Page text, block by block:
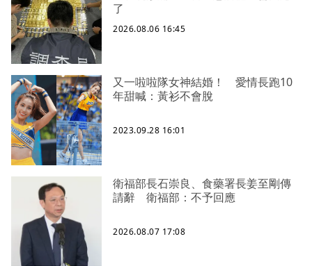
了
2026.08.06 16:45
又一啦啦隊女神結婚！ 愛情長跑10
年甜喊：黃衫不會脫
2023.09.28 16:01
衛福部長石崇良、食藥署長姜至剛傳
請辭 衛福部：不予回應
2026.08.07 17:08